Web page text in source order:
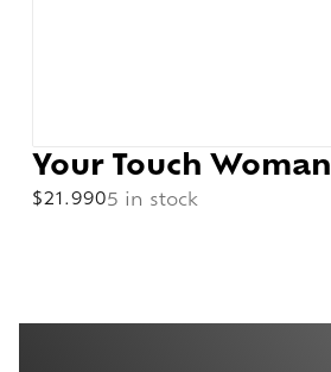
Your Touch Woman
$21.9905 in stock